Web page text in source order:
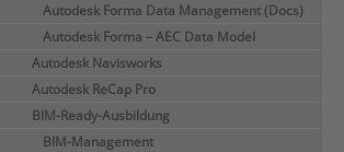
Autodesk Forma Data Management (Docs)
Autodesk Forma – AEC Data Model
Autodesk Navisworks
Autodesk ReCap Pro
BIM-Ready-Ausbildung
BIM-Management